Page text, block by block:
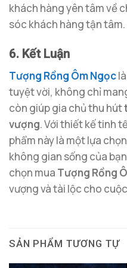
khách hàng yên tâm về
sóc khách hàng tận tâm.
6. Kết Luận
Tượng Rồng Ôm Ngọc
tuyệt vời, không chỉ
còn giúp gia chủ thu hút
vượng. Với thiết kế tinh
phẩm này là một lựa
không gian sống của
chọn mua Tượng Rồng
vượng và tài lộc cho
SẢN PHẨM TƯƠNG TỰ